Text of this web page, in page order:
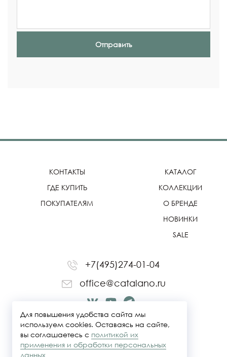
Отправить
КОНТАКТЫ
ГДЕ КУПИТЬ
ПОКУПАТЕЛЯМ
КАТАЛОГ
КОЛЛЕКЦИИ
О БРЕНДЕ
НОВИНКИ
SALE
+7(495)274-01-04
office@catalano.ru
Для повышения удобства сайта мы
используем cookies. Оставаясь на сайте,
вы соглашаетесь с политикой их
применения и обработки персональных
данных